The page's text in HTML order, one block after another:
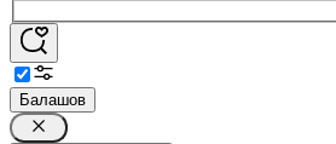
Балашов